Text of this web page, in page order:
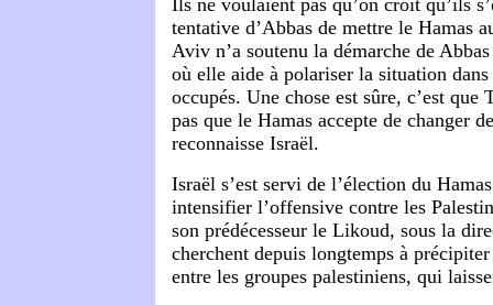
Ils ne voulaient pas qu’on croit qu’ils
tentative d’Abbas de mettre le Hamas
Aviv n’a soutenu la démarche de
où elle aide à polariser la situation
occupés. Une chose est sûre, c’est
pas que le Hamas accepte de changer
reconnaisse Israël.
Israël s’est servi de l’élection du
intensifier l’offensive contre les
son prédécesseur le Likoud, sous la
cherchent depuis longtemps à
entre les groupes palestiniens, qui